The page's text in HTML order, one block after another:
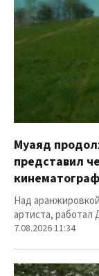
Муаяд
представил
Над
артиста, работал
7.08.2026 11:34